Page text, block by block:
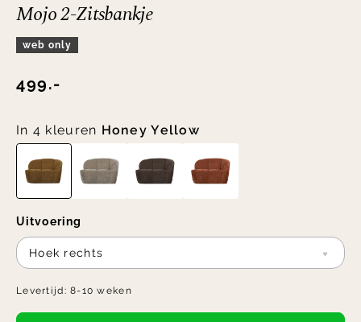
Mojo 2-Zitsbankje
web only
499.-
In 4 kleuren Honey Yellow
Uitvoering
Hoek rechts
Levertijd:8-10 weken